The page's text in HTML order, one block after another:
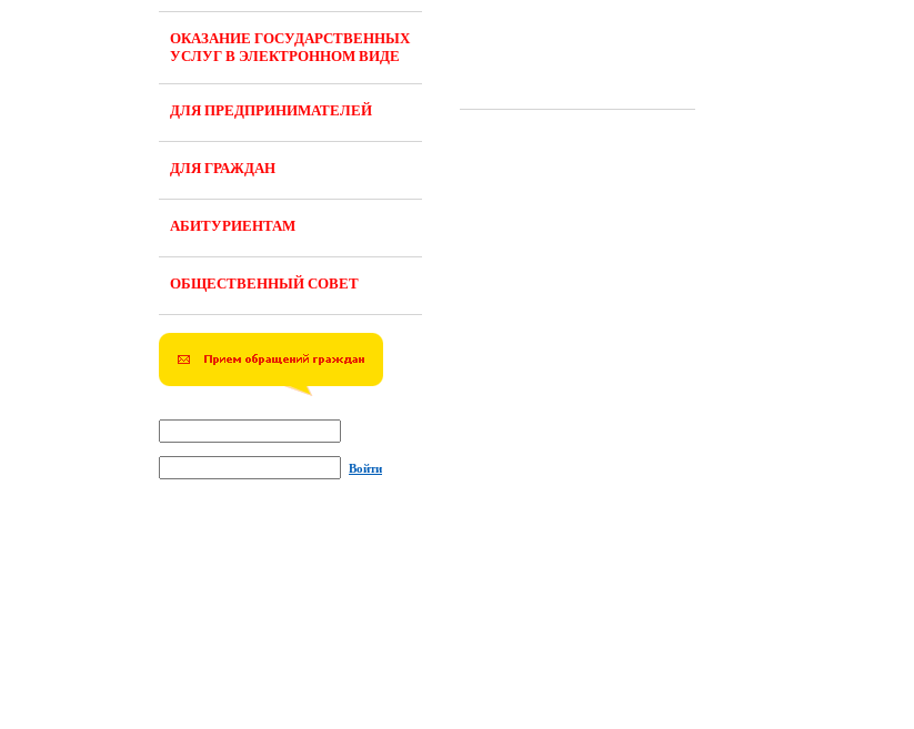
ОКАЗАНИЕ ГОСУДАРСТВЕННЫХ
УСЛУГ В ЭЛЕКТРОННОМ ВИДЕ
ДЛЯ ПРЕДПРИНИМАТЕЛЕЙ
ДЛЯ ГРАЖДАН
АБИТУРИЕНТАМ
ОБЩЕСТВЕННЫЙ СОВЕТ
Войти